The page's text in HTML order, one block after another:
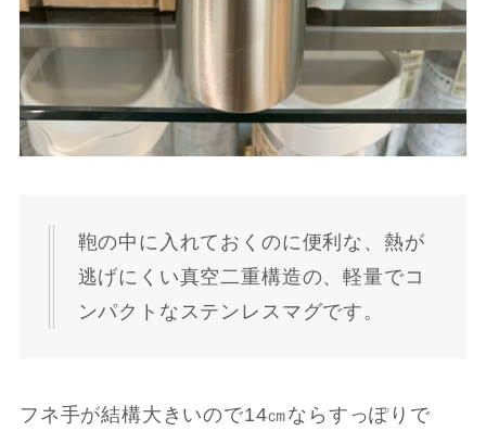
鞄の中に入れておくのに便利な、熱が
逃げにくい真空二重構造の、軽量でコ
ンパクトなステンレスマグです。
フネ手が結構大きいので14㎝ならすっぽりで